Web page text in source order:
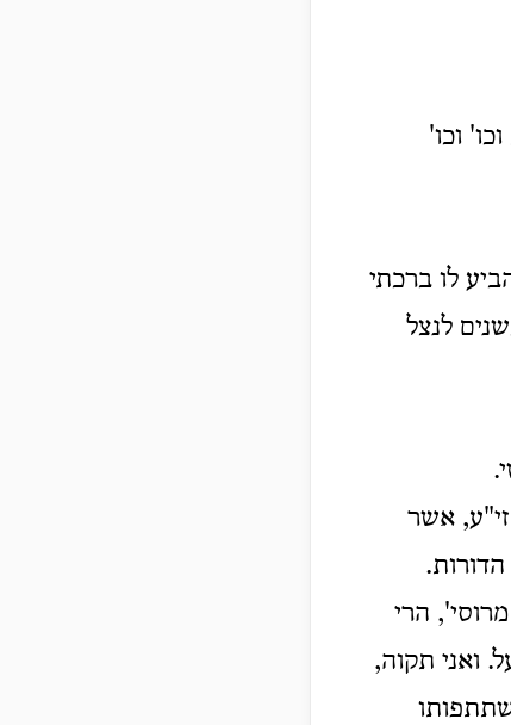
וכו'
לו ברכתי
לנצל
אשר
הרי
ואני תקוה,